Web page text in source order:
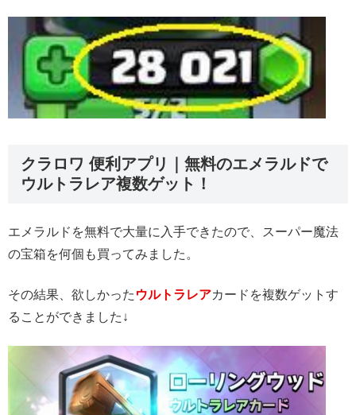
クラロワ 便利アプリ｜無料のエメラルドで
ウルトラレア複数ゲット！
エメラルドを無料で大量に入手できたので、スーパー魔法
の宝箱を何個も買ってみました。
その結果、欲しかった ウルトラレアカードを複数ゲットす
ることができました↓